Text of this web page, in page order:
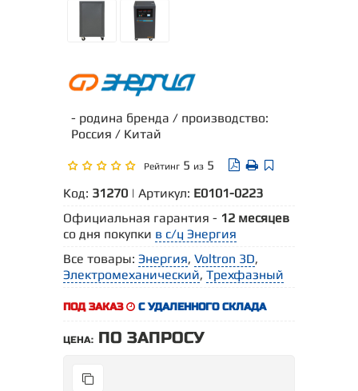
- родина бренда / производство:
Россия / Китай
Рейтинг 5 из 5
Код: 31270 | Артикул: Е0101-0223
Официальная гарантия - 12 месяцев
со дня покупки в с/ц Энергия
Все товары: Энергия, Voltron 3D,
Электромеханический, Трехфазный
ПОД ЗАКАЗ С УДАЛЕННОГО СКЛАДА
ЦЕНА: ПО ЗАПРОСУ